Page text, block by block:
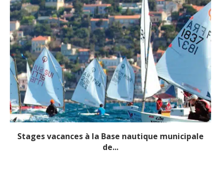
Stages vacances à la Base nautique municipale
de...